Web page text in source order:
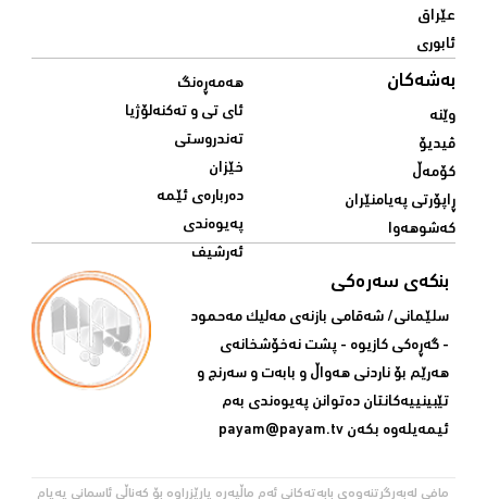
عێراق
ئابوری
بەشەکان
وێنە
ڤیدیۆ
کۆمەڵ
ڕاپۆرتی پەیامنێران
کەشوهەوا
هەمەڕەنگ
ئای تی و تەکنەلۆژیا
تەندروستی
خێزان
دەربارەی ئێمە
پەیوەندی
ئەرشیف
بنکەی سەرەکی
سلێمانی/ شه‌قامی بازنه‌ی مه‌لیک مه‌حمود
- گه‌ڕه‌کی کازیوه‌ - پشت نه‌خۆشخانه‌ی‌
هه‌رێم بۆ ناردنی‌ هه‌واڵ و بابه‌ت و سه‌رنج و
تێبینییه‌كانتان ده‌توانن په‌یوه‌ندی‌ به‌م
ئیمه‌یله‌وه‌ بكه‌ن payam@payam.tv
مافی لەبەرگرتنەوەی بابەتەکانی ئەم ماڵپەڕە پارێزراوە بۆ کەناڵی ئاسمانی پەیام